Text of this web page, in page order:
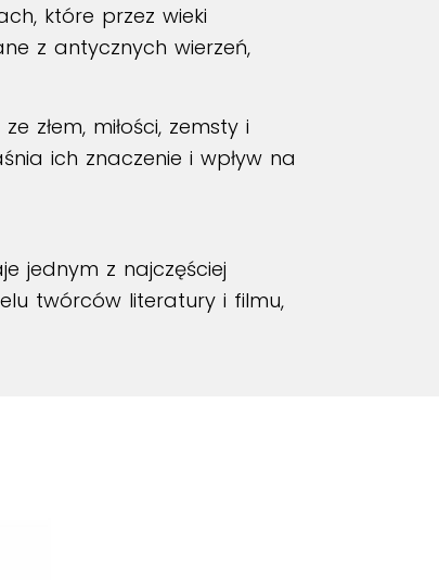
które przez wieki
z antycznych wierzeń,
złem, miłości, zemsty i
ich znaczenie i wpływ na
jednym z najczęściej
twórców literatury i filmu,